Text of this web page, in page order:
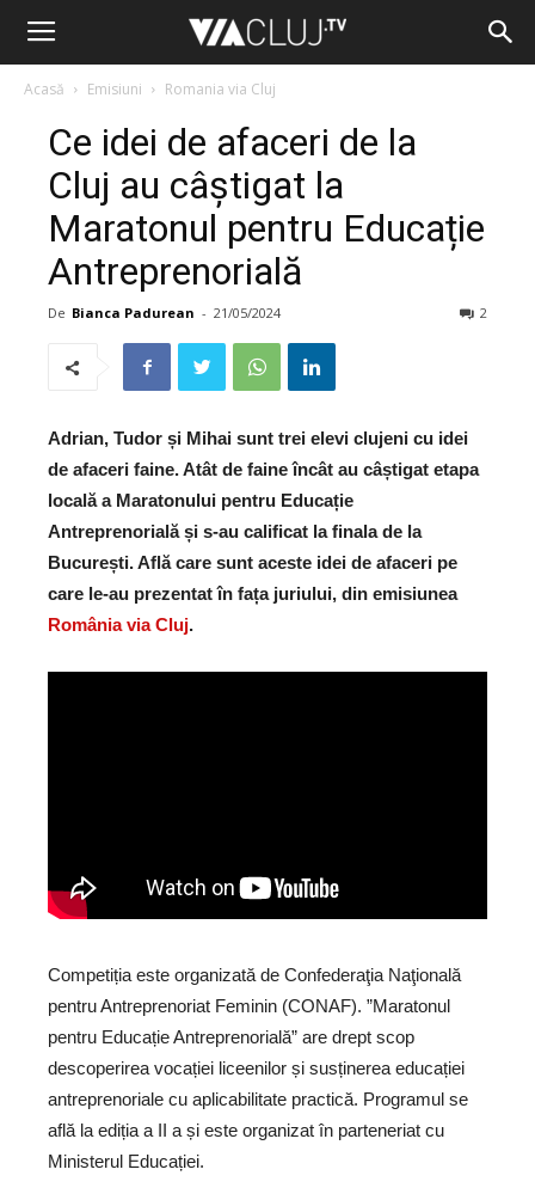
Acasă Emisiuni Romania via Cluj
Ce idei de afaceri de la
Cluj au câștigat la
Maratonul pentru Educație
Antreprenorială
De Bianca Padurean - 21/05/2024 2
Adrian, Tudor și Mihai sunt trei elevi clujeni cu idei
de afaceri faine. Atât de faine încât au câștigat etapa
locală a Maratonului pentru Educație
Antreprenorială și s-au calificat la finala de la
București. Află care sunt aceste idei de afaceri pe
care le-au prezentat în fața juriului, din emisiunea
România via Cluj.
Competiția este organizată de Confederaţia Naţională
pentru Antreprenoriat Feminin (CONAF). ”Maratonul
pentru Educație Antreprenorială” are drept scop
descoperirea vocației liceenilor și susținerea educației
antreprenoriale cu aplicabilitate practică. Programul se
află la ediția a II a și este organizat în parteneriat cu
Ministerul Educației.